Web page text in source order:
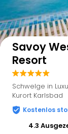
Savoy
Resort
Schwelge in
Kurort Karlsbad
Kostenlos
4.3